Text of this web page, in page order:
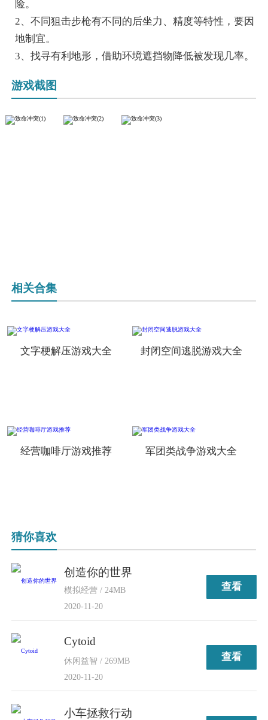
险。
2、不同狙击步枪有不同的后坐力、精度等特性，要因
地制宜。
3、找寻有利地形，借助环境遮挡物降低被发现几率。
游戏截图
相关合集
文字梗解压游戏大全 封闭空间逃脱游戏大全
经营咖啡厅游戏推荐 军团类战争游戏大全
猜你喜欢
创造你的世界
模拟经营 / 24MB
2020-11-20
查看
Cytoid
休闲益智 / 269MB
2020-11-20
查看
小车拯救行动